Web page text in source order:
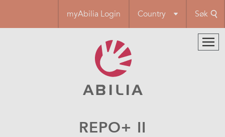
hovedinnhold
myAbilia Login Country Søk
REPO+ II​